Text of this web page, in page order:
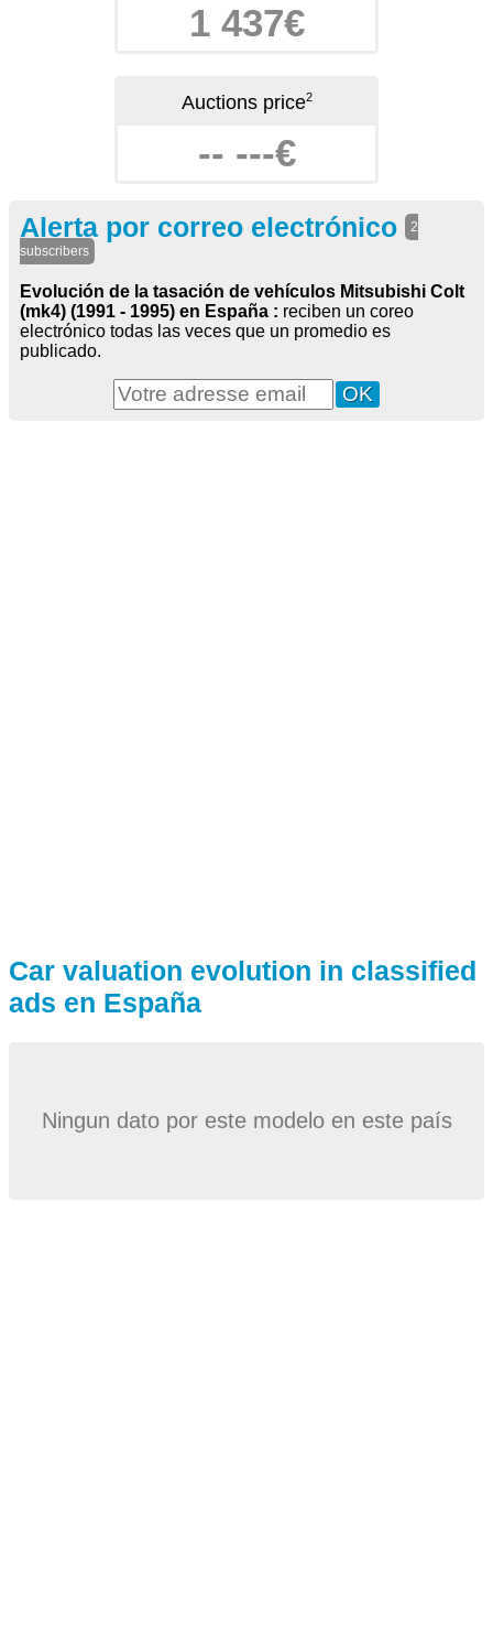
1 437€
Auctions price2
-- ---€
Alerta por correo electrónico
2
subscribers
Evolución de la tasación de vehículos Mitsubishi Colt
(mk4) (1991 - 1995) en España : reciben un coreo
electrónico todas las veces que un promedio es
publicado.
Car valuation evolution in classified
ads en España
Ningun dato por este modelo en este país